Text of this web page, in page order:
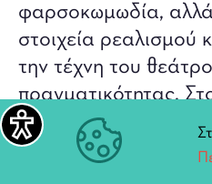
φαρσοκωμωδία, αλλά
στοιχεία ρεαλισμού
την τέχνη του
πραγματικότητας.
κωμικό στοιχείο. Κι
των εξουσιών που